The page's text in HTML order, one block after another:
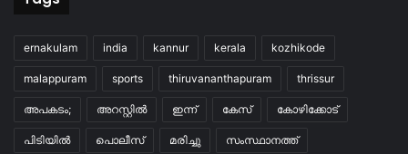
ernakulam india kannur kerala kozhikode
malappuram sports thiruvananthapuram thrissur
അപകടം; അറസ്റ്റിൽ ഇന്ന് കേസ് കോഴിക്കോട്
പിടിയിൽ പൊലീസ് മരിച്ചു സംസ്ഥാനത്ത്